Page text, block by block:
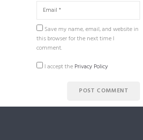
Save my name, email, and website in
this browser for the next time I
comment.
I accept the Privacy Policy